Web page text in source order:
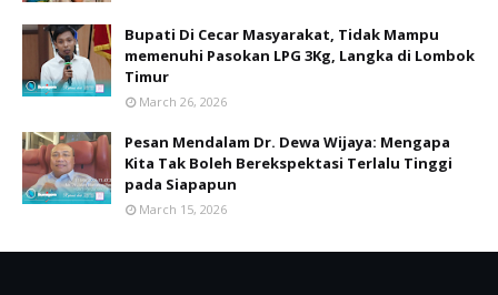
Bupati Di Cecar Masyarakat, Tidak Mampu
memenuhi Pasokan LPG 3Kg, Langka di Lombok
Timur
March 26, 2026
Pesan Mendalam Dr. Dewa Wijaya: Mengapa
Kita Tak Boleh Berekspektasi Terlalu Tinggi
pada Siapapun
March 15, 2026